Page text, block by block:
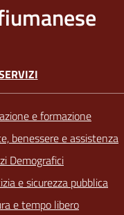
e formazione
benessere e assistenza
Demografici
e sicurezza pubblica
e tempo libero